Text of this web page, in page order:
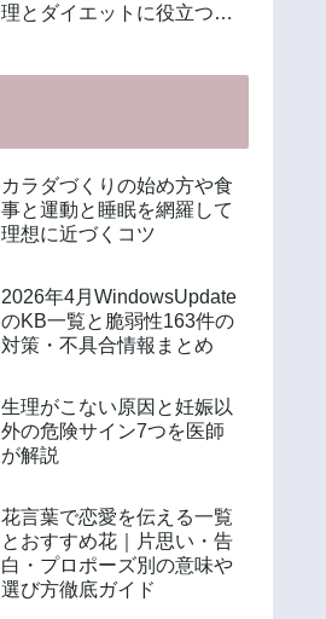
理とダイエットに役立つ計
カラダづくりの始め方や食
事と運動と睡眠を網羅して
理想に近づくコツ
2026年4月WindowsUpdate
のKB一覧と脆弱性163件の
対策・不具合情報まとめ
生理がこない原因と妊娠以
外の危険サイン7つを医師
が解説
花言葉で恋愛を伝える一覧
とおすすめ花｜片思い・告
白・プロポーズ別の意味や
選び方徹底ガイド